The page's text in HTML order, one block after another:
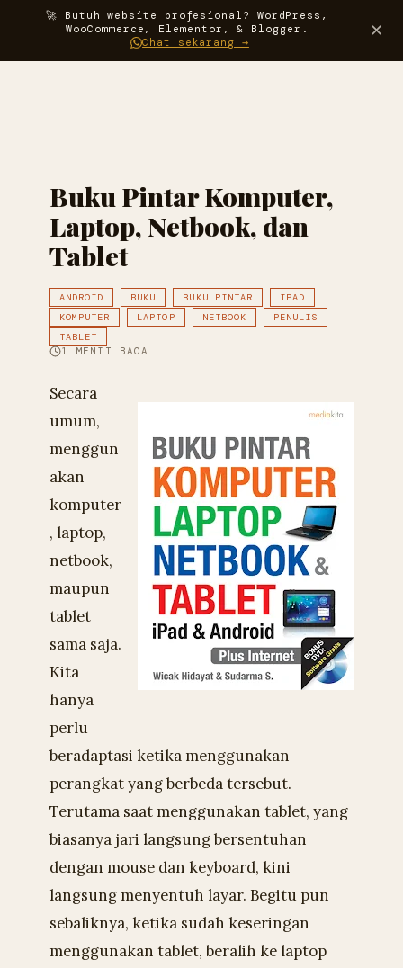
🚀 Butuh website profesional? WordPress,
WooCommerce, Elementor, & Blogger.
Chat sekarang →
✕
Darma
Buku Pintar Komputer,
Laptop, Netbook, dan
Tablet
ANDROID BUKU BUKU PINTAR
IPAD
KOMPUTER
LAPTOP NETBOOK
PENULIS
TABLET
1 MENIT BACA
Secara
umum,
menggun
akan
komputer
, laptop,
netbook,
maupun
tablet
sama saja.
Kita
hanya
perlu
beradaptasi ketika menggunakan
perangkat yang berbeda tersebut.
Terutama saat menggunakan tablet, yang
biasanya jari langsung bersentuhan
dengan mouse dan keyboard, kini
langsung menyentuh layar. Begitu pun
sebaliknya, ketika sudah keseringan
menggunakan tablet, beralih ke laptop